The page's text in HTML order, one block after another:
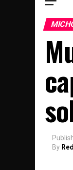
By